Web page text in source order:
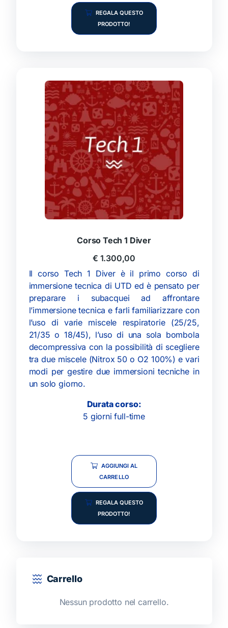
REGALA QUESTO
PRODOTTO!
Corso Tech 1 Diver
€ 1.300,00
Il corso Tech 1 Diver è il primo corso di
immersione tecnica di UTD ed è pensato per
preparare i subacquei ad affrontare
l’immersione tecnica e farli familiarizzare con
l’uso di varie miscele respiratorie (25/25,
21/35 o 18/45), l’uso di una sola bombola
decompressiva con la possibilità di scegliere
tra due miscele (Nitrox 50 o O2 100%) e vari
modi per gestire due immersioni tecniche in
un solo giorno.
Durata corso:
5 giorni full-time
AGGIUNGI AL
CARRELLO
REGALA QUESTO
PRODOTTO!
Carrello
Nessun prodotto nel carrello.